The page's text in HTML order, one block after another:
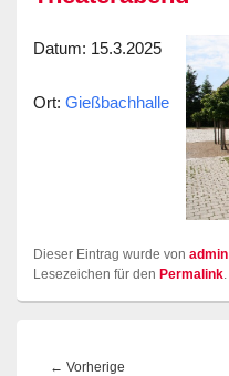
Datum: 15.3.2025
Ort: Gießbachhalle
Dieser Eintrag wurde von admin
Lesezeichen für den Permalink
← Vorherige